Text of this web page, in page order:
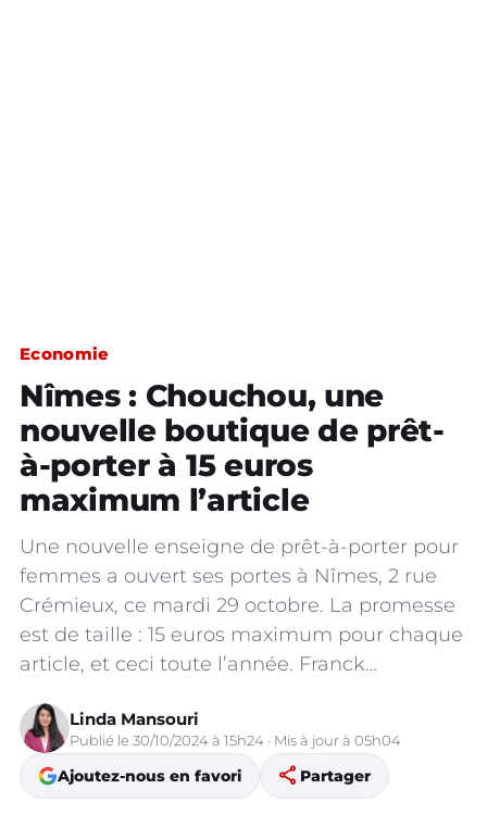
Economie
Nîmes : Chouchou, une
nouvelle boutique de prêt-
à-porter à 15 euros
maximum l’article
Une nouvelle enseigne de prêt-à-porter pour
femmes a ouvert ses portes à Nîmes, 2 rue
Crémieux, ce mardi 29 octobre. La promesse
est de taille : 15 euros maximum pour chaque
article, et ceci toute l’année. Franck…
Linda Mansouri
Publié le 30/10/2024 à 15h24 · Mis à jour à 05h04
Ajoutez-nous en favori share Partager